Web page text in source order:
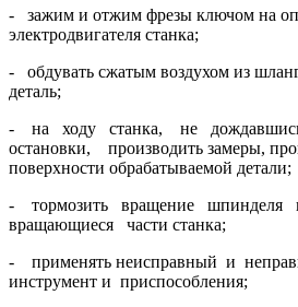
- зажим и отжим фрезы ключом на
электродвига­теля станка;
- обдувать сжатым воздухом из
деталь;
- на ходу станка, не
остановки, производить замеры,
поверхности обрабатываемой детали;
- тормозить вращение
вращающиеся части станка;
- применять неисправный и
инструмент и